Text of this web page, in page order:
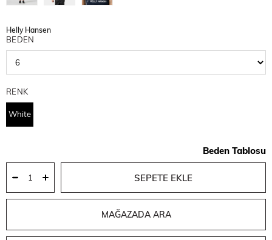
Helly Hansen
BEDEN
RENK
White
Beden Tablosu
MAĞAZADA ARA